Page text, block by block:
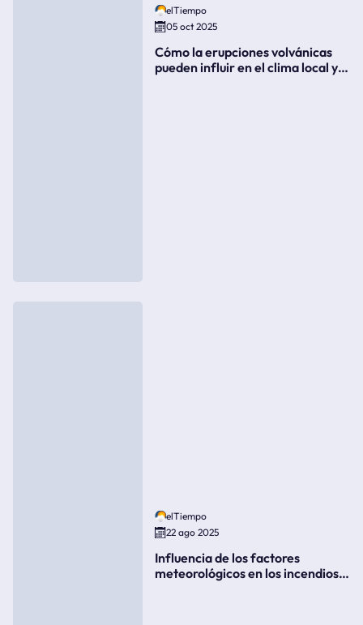
elTiempo
05 oct 2025
Cómo la erupciones volvánicas
pueden influir en el clima local y
elTiempo
22 ago 2025
Influencia de los factores
meteorológicos en los incendios